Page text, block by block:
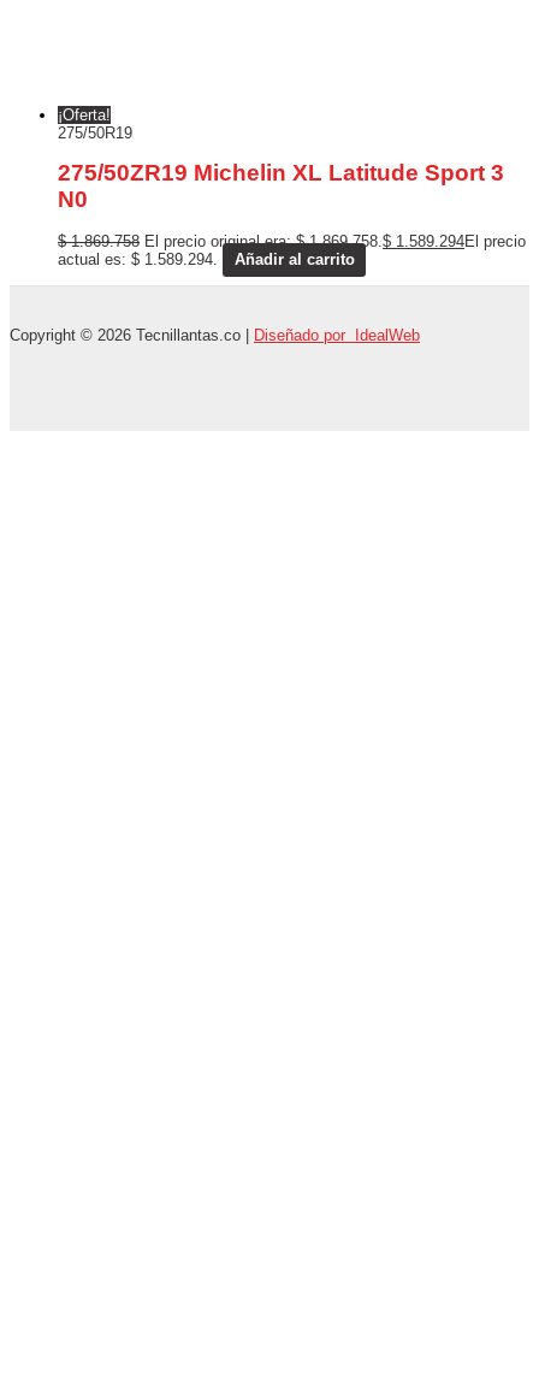
¡Oferta!
275/50R19
275/50ZR19 Michelin XL Latitude Sport 3
N0
$1.869.758 El precio original era: $ 1.869.758.$ 1.589.294El precio
actual es: $ 1.589.294.
Añadir al carrito
Copyright © 2026 Tecnillantas.co | Diseñado por IdealWeb